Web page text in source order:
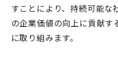
すことにより、持続可能な
の企業価値の向上に貢献す
に取り組みます。